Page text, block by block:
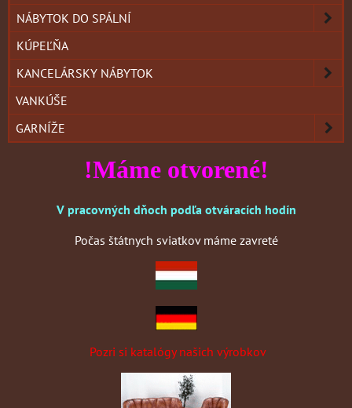
NÁBYTOK DO SPÁLNÍ
KÚPEĽŇA
KANCELÁRSKY NÁBYTOK
VANKÚŠE
GARNÍŽE
!Máme otvorené!
V pracovných dňoch podľa otváracích hodín
Počas štátnych sviatkov máme zavreté
Pozri si katalógy našich výrobkov